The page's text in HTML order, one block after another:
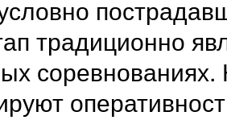
традиционно